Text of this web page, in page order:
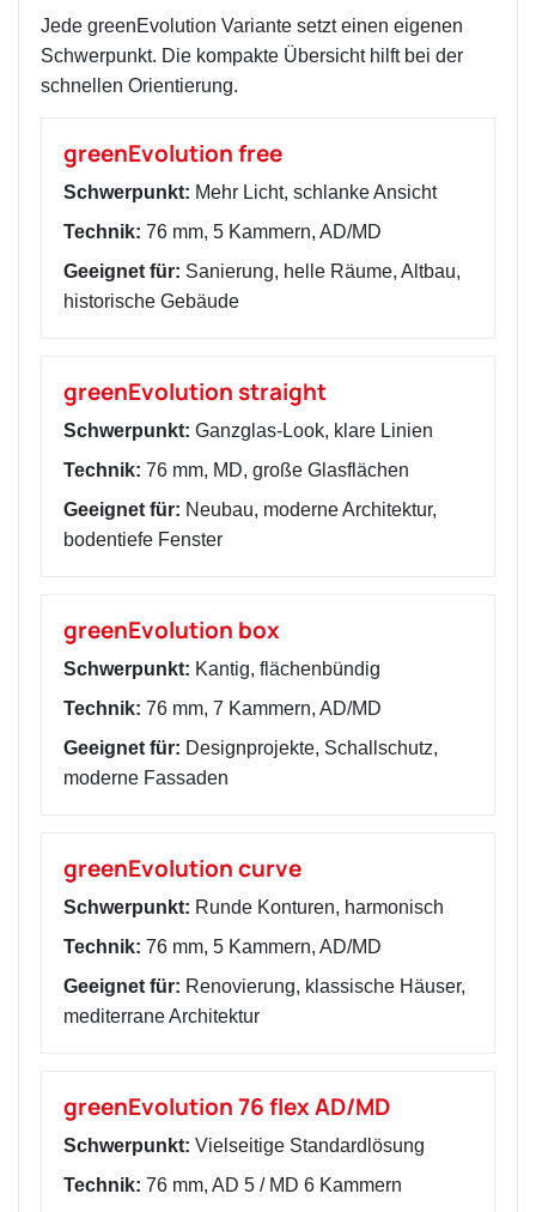
Jede greenEvolution Variante setzt einen eigenen
Schwerpunkt. Die kompakte Übersicht hilft bei der
schnellen Orientierung.
greenEvolution free
Schwerpunkt: Mehr Licht, schlanke Ansicht
Technik: 76 mm, 5 Kammern, AD/MD
Geeignet für: Sanierung, helle Räume, Altbau,
historische Gebäude
greenEvolution straight
Schwerpunkt: Ganzglas-Look, klare Linien
Technik: 76 mm, MD, große Glasflächen
Geeignet für: Neubau, moderne Architektur,
bodentiefe Fenster
greenEvolution box
Schwerpunkt: Kantig, flächenbündig
Technik: 76 mm, 7 Kammern, AD/MD
Geeignet für: Designprojekte, Schallschutz,
moderne Fassaden
greenEvolution curve
Schwerpunkt: Runde Konturen, harmonisch
Technik: 76 mm, 5 Kammern, AD/MD
Geeignet für: Renovierung, klassische Häuser,
mediterrane Architektur
greenEvolution 76 flex AD/MD
Schwerpunkt: Vielseitige Standardlösung
Technik: 76 mm, AD 5 / MD 6 Kammern